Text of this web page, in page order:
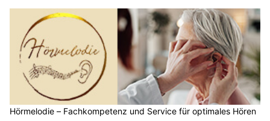
Hörmelodie – Fachkompetenz und Service für optimales Hören